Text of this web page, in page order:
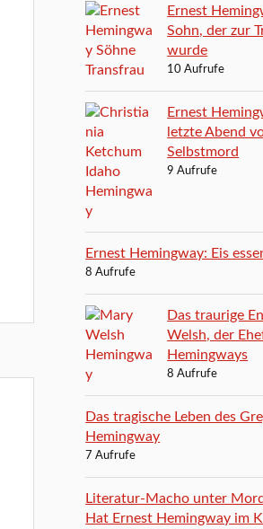
Ernest
Sohn, der zur
wurde
10 Aufrufe
Ernest
letzte Abend
Selbstmord
9 Aufrufe
Ernest Hemingway: Eis
8 Aufrufe
Das traurige
Welsh, der
Hemingways
8 Aufrufe
Das tragische Leben des
Hemingway
7 Aufrufe
Literatur-Macho unter
Hat Ernest Hemingway im